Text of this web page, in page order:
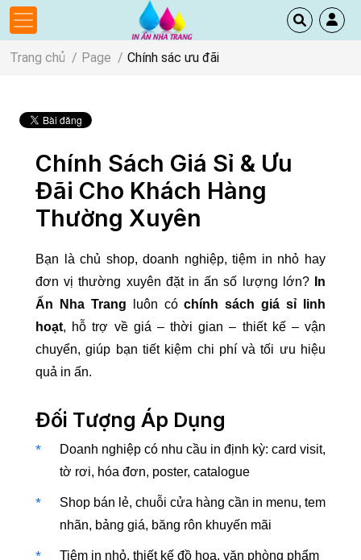
Trang chủ Page Chính sác ưu đãi
Chính Sách Giá Sỉ & Ưu
Đãi Cho Khách Hàng
Thường Xuyên
Bạn là chủ shop, doanh nghiệp, tiệm in nhỏ hay
đơn vị thường xuyên đặt in ấn số lượng lớn?
In
Ấn Nha Trang luôn cóchính sách giá sỉ linh
hoạt, hỗ trợ về giá – thời gian – thiết kế – vận
chuyển, giúp bạn tiết kiệm chi phí và tối ưu hiệu
quả in ấn.
Đối Tượng Áp Dụng
Doanh nghiệp có nhu cầu in định kỳ: card visit,
tờ rơi, hóa đơn, poster, catalogue
Shop bán lẻ, chuỗi cửa hàng cần in menu, tem
nhãn, bảng giá, băng rôn khuyến mãi
Tiệm in nhỏ, thiết kế đồ họa, văn phòng phẩm